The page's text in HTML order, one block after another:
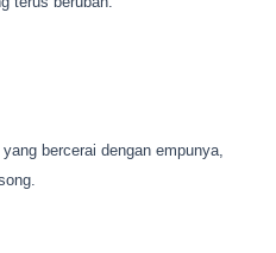
bercerai dengan empunya,